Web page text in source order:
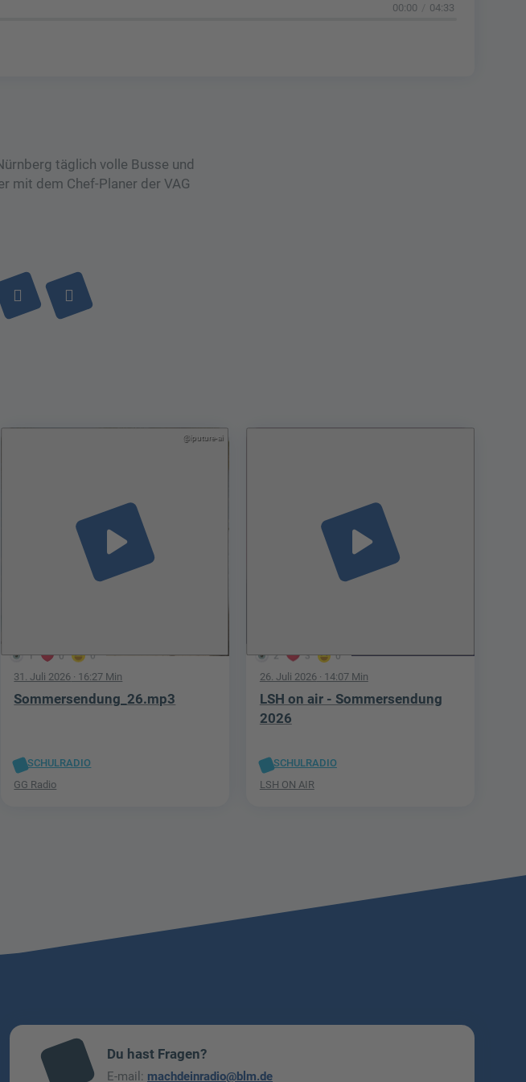
00:00 04:33
täglich volle Busse und
mit dem Chef-Planer der VAG
@iputure-ai
1 0 0
play_arrow
31. Juli 2026 · 16:27 Min
Sommersendung_26.mp3
SCHULRADIO
GG Radio
2 3 0
play_arrow
26. Juli 2026· 14:07 Min
LSH on air - Sommersendung
2026
SCHULRADIO
LSH ON AIR
maiDu hast Fragen?
E-mail: machdeinradio@blm.de